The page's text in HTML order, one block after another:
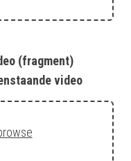
(fragment)
video